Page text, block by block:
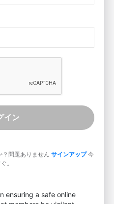
イン
？問題ありません サインアップ今
。
ensuring a safe online